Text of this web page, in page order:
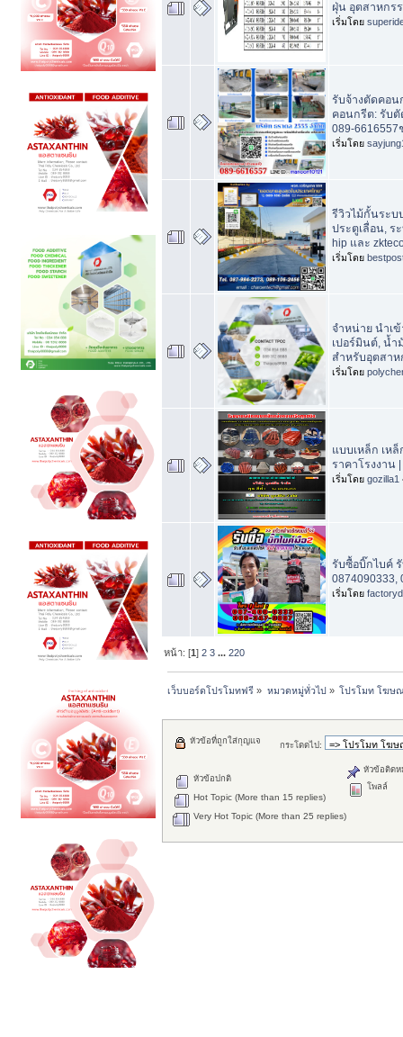
ฝุ่น อุตสาหกร
เริ่มโดย
รับจ้างตัดคอน
คอนกรีต: รับ
089-
เริ่มโดย
รีวิวไม้กั้นระบ
ประตูเลื่อน, ร
hip และ
เริ่มโดย
จำหน่าย นำเ
เปอร์มินต์, น้
สำหรับอุตสาห
เริ่มโดย
แบบเหล็ก เห
ราคาโรงงาน
เริ่มโดย gozilla1
รับซื้อบิ๊กไบค์
0874090333,
เริ่มโดย
หน้า: [1]2 3 ...220
เว็บบอร์ดโปรโมทฟรี » หมวดหมู่ทั่วไป» โปรโมท โฆษ
กระโดดไป:
หัวข้อปกติ
Hot Topic (More than 15 replies)
Very Hot Topic (More than 25 replies)
หัวข้อที่ถูกใส่กุญแจ
หัวข้อติดห
โพลล์